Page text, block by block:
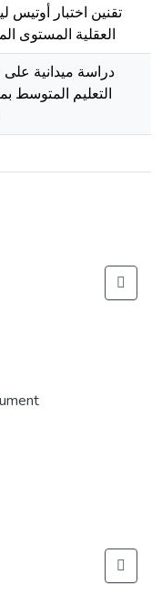
العقلية المستوى
دراسة ميدانية على
التعليم المتوسط